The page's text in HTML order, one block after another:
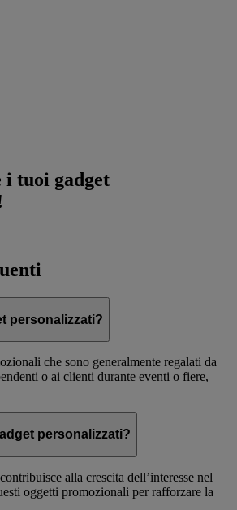
tuoi gadget
personalizzati?
che sono generalmente regalati da
o ai clienti durante eventi o fiere,
personalizzati?
alla crescita dell’interesse nel
oggetti promozionali per rafforzare la